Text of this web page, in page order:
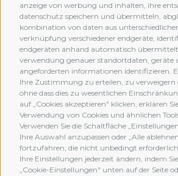
anzeige von werbung und inhalten, ihre
datenschutz speichern und übermitteln,
kombination von daten aus
verknüpfung verschiedener endgeräte,
endgeräten anhand automatisch
verwendung genauer standortdaten, geräte
angeforderten informationen identifizieren.
Ihre Zustimmung zu erteilen, zu verweigern
ohne dass dies zu wesentlichen
auf „Cookies akzeptieren" klicken, erklären
Verwendung von Cookies und ähnlichen
Verwenden Sie die Schaltfläche
Ihre Auswahl anzupassen oder „Alle
fortzufahren, die nicht unbedingt erforderlich
Ihre Einstellungen jederzeit ändern, indem
„Cookie-Einstellungen" unten auf der Seite
MEMBERSHIP